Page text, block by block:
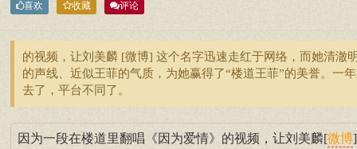
喜欢 收藏 评论
的视频，让刘美麟 [微博] 这个名字迅速走红于网络，而她清澈
的声线、近似王菲的气质，为她赢得了“楼道王菲”的美誉。一
去了，平台不同了。
因为一段在楼道里翻唱《因为爱情》的视频，让刘美麟[微博